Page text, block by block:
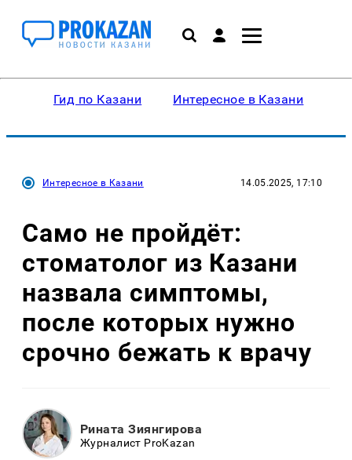
Гид по Казани Интересное в Казани
Интересное в Казани 14.05.2025, 17:10
Само не пройдёт:
стоматолог из Казани
назвала симптомы,
после которых нужно
срочно бежать к врачу
Рината Зиянгирова
Журналист ProKazan